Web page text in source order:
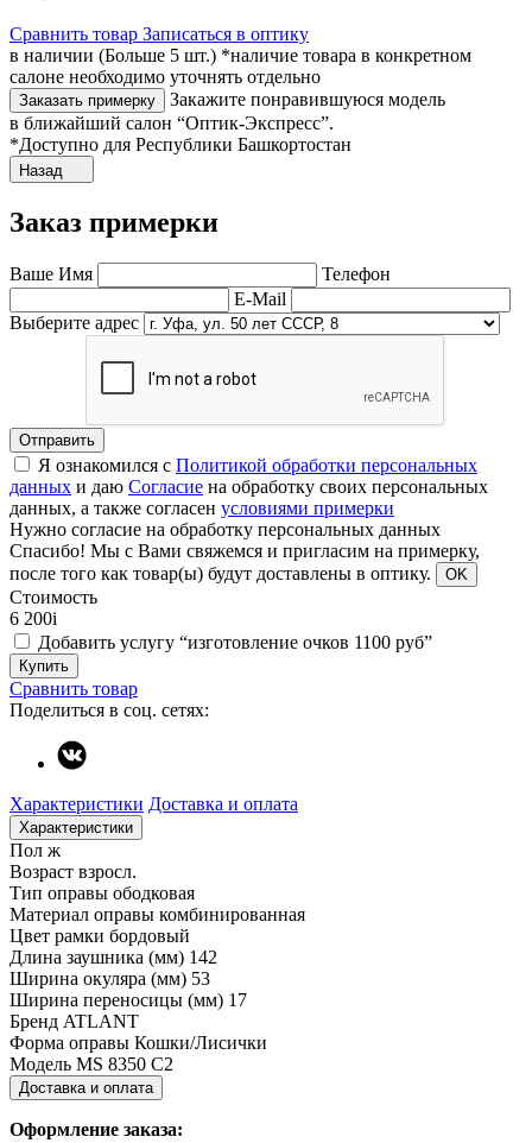
Сравнить товар Записаться в оптику
в наличии (Больше 5 шт.) *наличие товара в конкретном
салоне необходимо уточнять отдельно
Заказать примерку
Закажите понравившуюся модель
в ближайший салон “Оптик-Экспресс”.
*Доступно для Республики Башкортостан
Назад
Заказ примерки
Ваше Имя
Телефон
E-Mail
Выберите адрес
Отправить
Я ознакомился с Политикой обработки персональных
данных и даю Согласие на обработку своих персональных
данных, а также согласен условиями примерки
Нужно согласие на обработку персональных данных
Спасибо! Мы с Вами свяжемся и пригласим на примерку,
после того как товар(ы) будут доставлены в оптику.
OK
Стоимость
6 200i
Добавить услугу “изготовление очков 1100 руб”
Купить
Сравнить товар
Поделиться в соц. сетях:
Характеристики Доставка и оплата
Характеристики
Пол ж
Возраст взросл.
Тип оправы ободковая
Материал оправы комбинированная
Цвет рамки бордовый
Длина заушника (мм) 142
Ширина окуляра (мм) 53
Ширина переносицы (мм) 17
Бренд ATLANT
Форма оправы Кошки/Лисички
Модель MS 8350 C2
Доставка и оплата
Оформление заказа: